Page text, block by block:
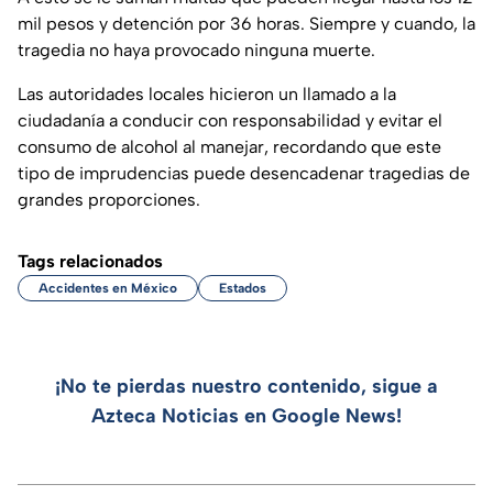
mil pesos y detención por 36 horas. Siempre y cuando, la
tragedia no haya provocado ninguna muerte.
Las autoridades locales hicieron un llamado a la
ciudadanía a conducir con responsabilidad y evitar el
consumo de alcohol al manejar, recordando que este
tipo de imprudencias puede desencadenar tragedias de
grandes proporciones.
Tags relacionados
Accidentes en México Estados
¡No te pierdas nuestro contenido, sigue a
Azteca Noticias en Google News!